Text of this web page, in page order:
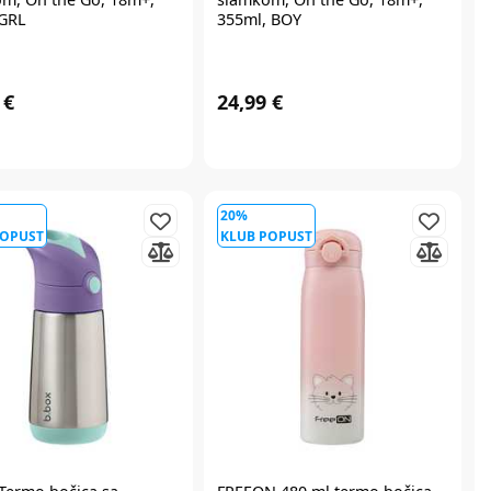
355ml, BOY
24,99 €
20%
KLUB POPUST